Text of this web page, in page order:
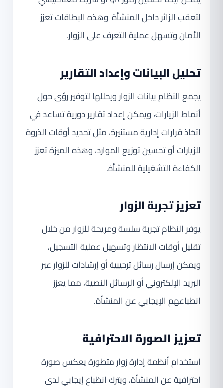
لتعقب الزائر داخل المنشأة، وهذه البطاقات تعزز
الأمان وتسهل عملية التعرف على الزوار.
تحليل البيانات وإعداد التقارير
يجمع النظام بيانات الزوار ويحللها لتوفير رؤى حول
أنماط الزيارات، ويمكن إعداد تقارير دورية تساعد في
اتخاذ قرارات إدارية مستنيرة، مثل تحديد أوقات الذروة
للزيارات أو تحسين توزيع الموارد، وهذه الميزة تعزز
الكفاءة التشغيلية للمنشأة.
تعزيز تجربة الزوار
يوفر النظام تجربة سلسة ومريحة للزوار من خلال
تقليل أوقات الانتظار وتسهيل عملية التسجيل،
ويمكن إرسال رسائل ترحيبية أو إرشادات للزوار عبر
البريد الإلكتروني أو الرسائل النصية، مما يعزز
انطباعهم الإيجابي عن المنشأة.
تعزيز الصورة الاحترافية
استخدام أنظمة إدارة زوار متطورة يعكس صورة
احترافية عن المنشأة، ويترك انظباع إيجابي لدى